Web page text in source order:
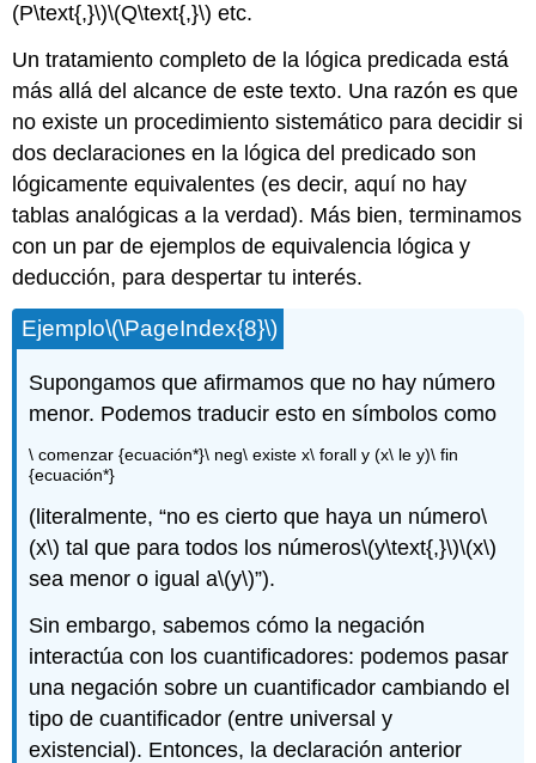
(P\text{,}\)\(Q\text{,}\) etc.
Un tratamiento completo de la lógica predicada está
más allá del alcance de este texto. Una razón es que
no existe un procedimiento sistemático para decidir si
dos declaraciones en la lógica del predicado son
lógicamente equivalentes (es decir, aquí no hay
tablas analógicas a la verdad). Más bien, terminamos
con un par de ejemplos de equivalencia lógica y
deducción, para despertar tu interés.
Ejemplo\(\PageIndex{8}\)
Supongamos que afirmamos que no hay número
menor. Podemos traducir esto en símbolos como
\ comenzar {ecuación*}\ neg\ existe x\ forall y (x\ le y)\ fin
{ecuación*}
(literalmente, “no es cierto que haya un número\
(x\) tal que para todos los números\(y\text{,}\)\(x\)
sea menor o igual a\(y\)”).
Sin embargo, sabemos cómo la negación
interactúa con los cuantificadores: podemos pasar
una negación sobre un cuantificador cambiando el
tipo de cuantificador (entre universal y
existencial). Entonces, la declaración anterior